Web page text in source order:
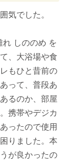
気でした。
れ しののめ を
、大浴場や食
もひと昔前の
って、普段あ
るのか、部屋
携帯やデジカ
ったので使用
りました。本
が良かったの